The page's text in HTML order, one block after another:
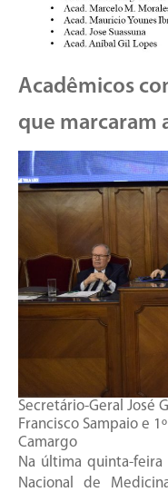
Acadêmicos
que marcaram
Secretário-Geral José
Francisco Sampaio e
Camargo
Na última quinta-feira
Nacional de